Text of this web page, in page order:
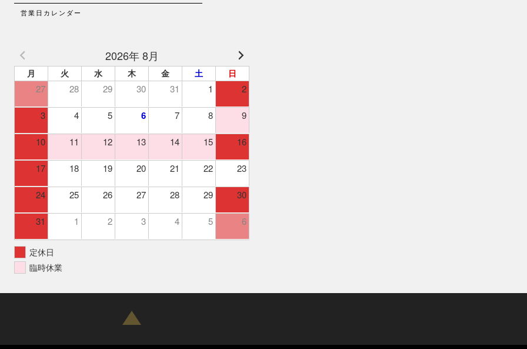
営業日カレンダー
2026年 8月
月 火 水 木 金 土 日
27 28 29 30 31 1 2
3 4 5 6 7 8 9
10 11 12 13 14 15 16
17 18 19 20 21 22 23
24 25 26 27 28 29 30
31 1 2 3 4 5 6
定休日
臨時休業